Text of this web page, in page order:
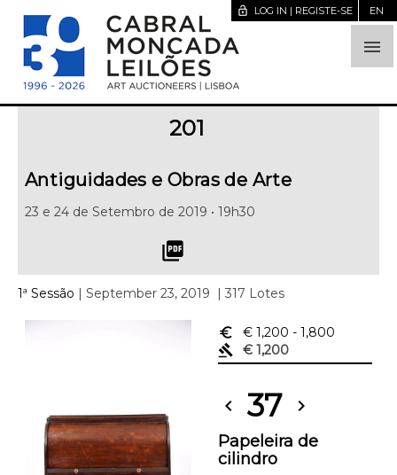

lock_open LOG IN | REGISTE-SE EN
201
Antiguidades e Obras de Arte
23 e 24 de Setembro de 2019 • 19h30
picture_as_pdf
1ª Sessão | September 23, 2019 | 317 Lotes
euro_symbol € 1,200 - 1,800
gavel
€ 1,200
chevron_left 37 chevron_right
Papeleira de
cilindro